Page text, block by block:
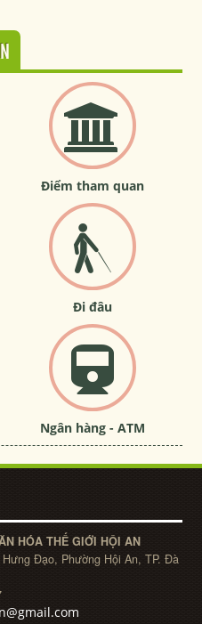
Điểm tham quan
Đi đâu
Ngân hàng - ATM
HÓA THẾ GIỚI HỘI AN
Đạo, Phường Hội An, TP. Đà